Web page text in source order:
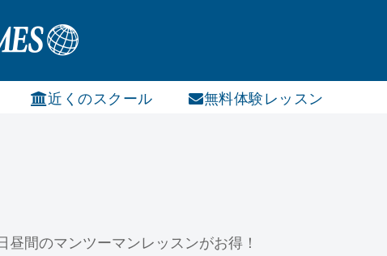
近くのスクール 無料体験レッスン
間のマンツーマンレッスンがお得！